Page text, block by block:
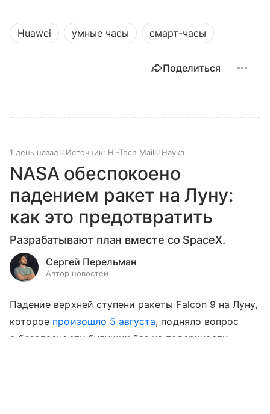
Huawei умные часы смарт-часы
Поделиться
1 день назад Источник: Hi-Tech Mail Наука
NASA обеспокоено
падением ракет на Луну:
как это предотвратить
Разрабатывают план вместе со SpaceX.
Сергей Перельман
Автор новостей
Падение верхней ступени ракеты Falcon 9 на Луну,
которое произошло 5 августа, подняло вопрос
о безопасности будущих баз на поверхности